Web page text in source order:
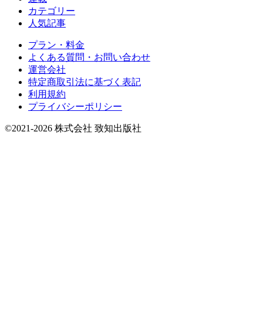
カテゴリー
人気記事
プラン・料金
よくある質問・お問い合わせ
運営会社
特定商取引法に基づく表記
利用規約
プライバシーポリシー
©2021-2026 株式会社 致知出版社